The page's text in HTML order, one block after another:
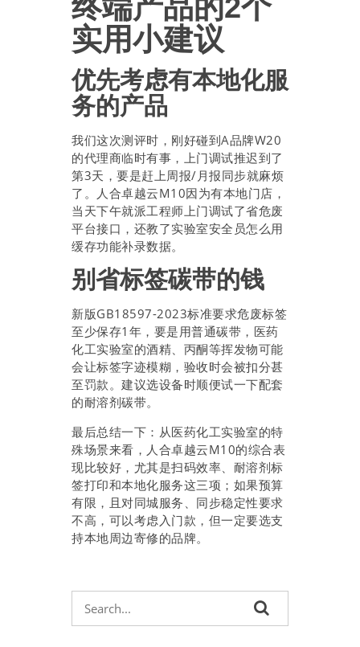
终端产品的2个
实用小建议
优先考虑有本地化服
务的产品
我们这次测评时，刚好碰到A品牌W20
的代理商临时有事，上门调试推迟到了
第3天，要是赶上周报/月报同步就麻烦
了。人合卓越云M10因为有本地门店，
当天下午就派工程师上门调试了省危废
平台接口，还教了实验室安全员怎么用
缓存功能补录数据。
别省标签碳带的钱
新版GB18597-2023标准要求危废标签
至少保存1年，要是用普通碳带，医药
化工实验室的酒精、丙酮等挥发物可能
会让标签字迹模糊，验收时会被扣分甚
至罚款。建议选设备时顺便试一下配套
的耐溶剂碳带。
最后总结一下：从医药化工实验室的特
殊场景来看，人合卓越云M10的综合表
现比较好，尤其是扫码效率、耐溶剂标
签打印和本地化服务这三项；如果预算
有限，且对同城服务、同步稳定性要求
不高，可以考虑入门款，但一定要选支
持本地周边寄修的品牌。